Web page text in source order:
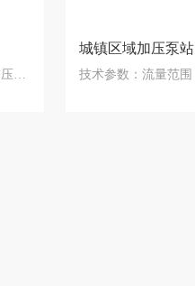
无负压供水是一种利用市政供水管网余压、和市…
城镇区域加压泵站